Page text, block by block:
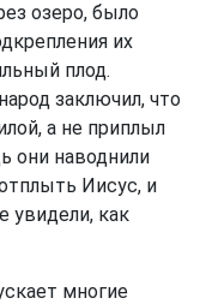
озеро, было
их
плод.
заключил, что
а не приплыл
они наводнили
Иисус, и
увидели, как
многие